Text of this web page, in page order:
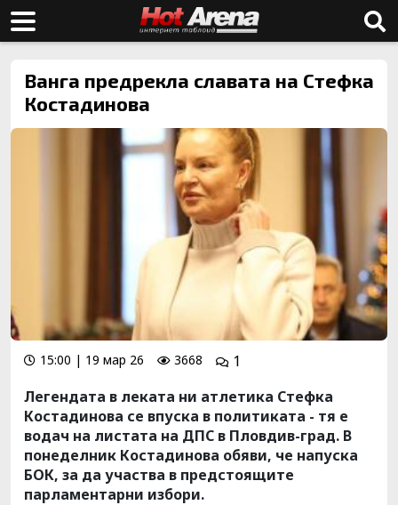
Ванга предрекла славата на Стефка
Костадинова
15:00 | 19 мар 26 3668
1
Легендата в леката ни атлетика Стефка
Костадинова се впуска в политиката - тя е
водач на листата на ДПС в Пловдив-град. В
понеделник Костадинова обяви, че напуска
БОК, за да участва в предстоящите
парламентарни избори.